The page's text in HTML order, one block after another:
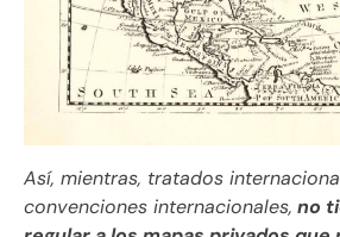
Así, mientras, tratados
convenciones internacionales, no